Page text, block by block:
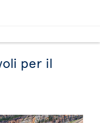
per il